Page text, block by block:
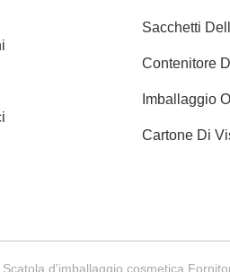
Sacchetti
Contenitore
Imballaggio
Cartone Di
d'imballaggio cosmetica